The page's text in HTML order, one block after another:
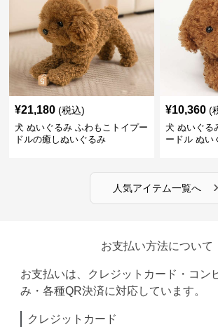
¥21,180 (税込)
犬 ぬいぐるみ ふわもこトイプー
ドルの癒しぬいぐるみ
¥10,360 (
犬 ぬいぐる
ードル ぬい
人気アイテム一覧へ ›
お支払い方法について
お支払いは、クレジットカード・コン
み・各種QR決済に対応しています。
クレジットカード